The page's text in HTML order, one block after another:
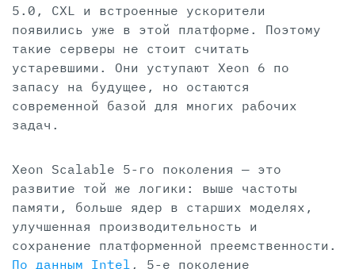
5.0, CXL и встроенные ускорители
появились уже в этой платформе. Поэтому
такие серверы не стоит считать
устаревшими. Они уступают Xeon 6 по
запасу на будущее, но остаются
современной базой для многих рабочих
задач.
Xeon Scalable 5-го поколения — это
развитие той же логики: выше частоты
памяти, больше ядер в старших моделях,
улучшенная производительность и
сохранение платформенной преемственности.
По данным Intel , 5-е поколение